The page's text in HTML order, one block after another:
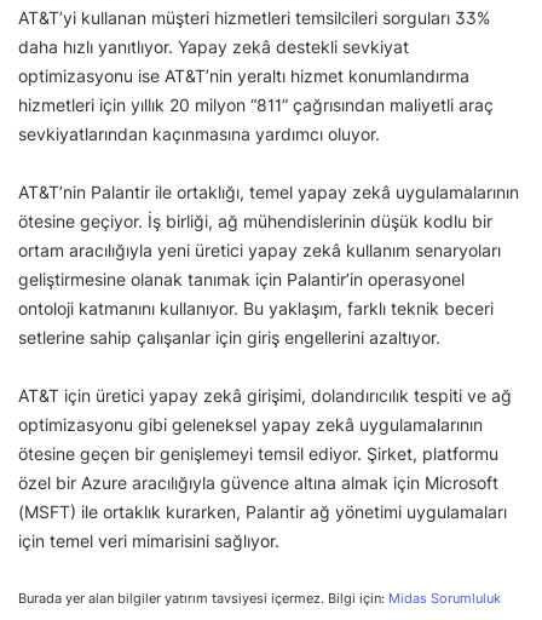
AT&T’yi kullanan müşteri hizmetleri temsilcileri sorguları 33%
daha hızlı yanıtlıyor. Yapay zekâ destekli sevkiyat
optimizasyonu ise AT&T’nin yeraltı hizmet konumlandırma
hizmetleri için yıllık 20 milyon “811” çağrısından maliyetli araç
sevkiyatlarından kaçınmasına yardımcı oluyor.
AT&T’nin Palantir ile ortaklığı, temel yapay zekâ uygulamalarının
ötesine geçiyor. İş birliği, ağ mühendislerinin düşük kodlu bir
ortam aracılığıyla yeni üretici yapay zekâ kullanım senaryoları
geliştirmesine olanak tanımak için Palantir’in operasyonel
ontoloji katmanını kullanıyor. Bu yaklaşım, farklı teknik beceri
setlerine sahip çalışanlar için giriş engellerini azaltıyor.
AT&T için üretici yapay zekâ girişimi, dolandırıcılık tespiti ve ağ
optimizasyonu gibi geleneksel yapay zekâ uygulamalarının
ötesine geçen bir genişlemeyi temsil ediyor. Şirket, platformu
özel bir Azure aracılığıyla güvence altına almak için Microsoft
(MSFT) ile ortaklık kurarken, Palantir ağ yönetimi uygulamaları
için temel veri mimarisini sağlıyor.
Burada yer alan bilgiler yatırım tavsiyesi içermez. Bilgi için: Midas Sorumluluk